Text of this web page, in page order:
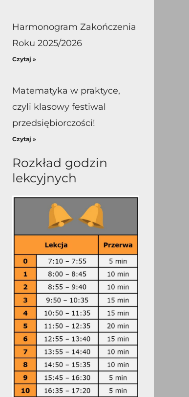
Harmonogram Zakończenia
Roku 2025/2026
Czytaj »
Matematyka w praktyce,
czyli klasowy festiwal
przedsiębiorczości!
Czytaj »
Rozkład godzin
lekcyjnych